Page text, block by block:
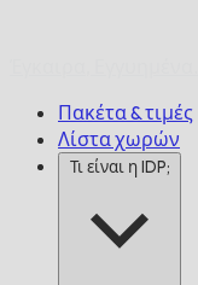
Πακέτα & τιμές
Λίστα χωρών
Τι είναι η IDP;